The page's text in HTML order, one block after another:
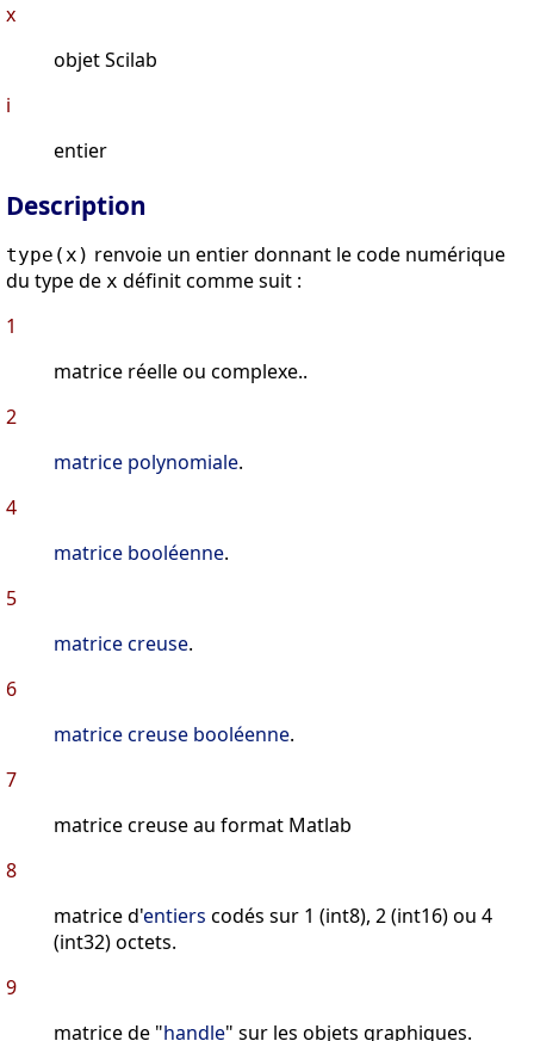
x
objet Scilab
i
entier
Description
type(x) renvoie un entier donnant le code numérique
du type de x définit comme suit :
1
matrice réelle ou complexe..
2
matrice polynomiale.
4
matrice booléenne.
5
matrice creuse.
6
matrice creuse booléenne.
7
matrice creuse au format Matlab
8
matrice d'entiers codés sur 1 (int8), 2 (int16) ou 4
(int32) octets.
9
matrice de "handle" sur les objets graphiques.